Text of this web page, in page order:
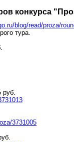
конкурса
blog/read/proza/
тура.
руб.
3731005